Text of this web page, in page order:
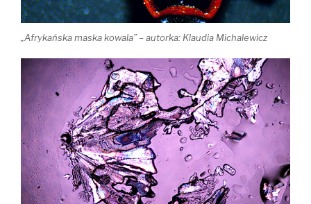
„Afrykańska maska kowala” – autorka: Klaudia Michalewicz